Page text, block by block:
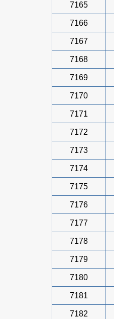
7165
7166
7167
7168
7169
7170
7171
7172
7173
7174
7175
7176
7177
7178
7179
7180
7181
7182